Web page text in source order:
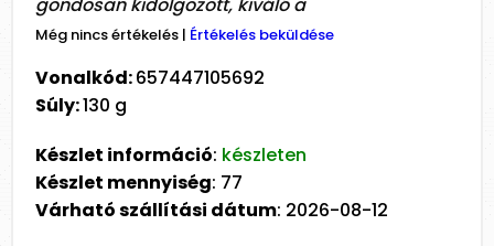
Még nincs értékelés | Értékelés beküldése
Vonalkód:657447105692
Súly:130 g
Készlet információ: készleten
Készlet mennyiség: 77
Várható szállítási dátum: 2026-08-12